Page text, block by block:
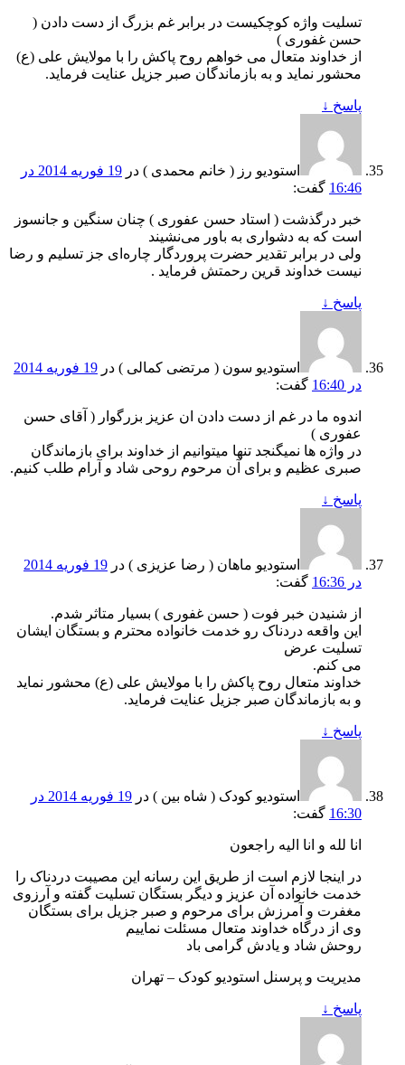
تسلیت واژه کوچکیست در برابر غم بزرگ از دست دادن (
حسن غفوری )
از خداوند متعال می خواهم روح پاکش را با مولایش علی (ع)
محشور نماید و به بازماندگان صبر جزیل عنایت فرماید.
پاسخ ↓
استودیو رز ( خانم محمدی ) در
19 فوریه 2014 در
16:46 گفت:
خبر درگذشت ( استاد حسن عفوری ) چنان سنگین و جانسوز
است که به دشواری به باور می‌نشیند
ولی در برابر تقدیر حضرت پروردگار چاره‌ای جز تسلیم و رضا
نیست خداوند قرین رحمتش فرماید .
پاسخ ↓
استودیو سون ( مرتضی کمالی ) در
19 فوریه 2014
در 16:40
گفت:
اندوه ما در غم از دست دادن ان عزیز بزرگوار ( آقای حسن
عفوری )
در واژه ها نمیگنجد تنها میتوانیم از خداوند برای بازماندگان
صبری عظیم و برای آن مرحوم روحی شاد و آرام طلب کنیم.
پاسخ ↓
استودیو ماهان ( رضا عزیزی ) در
19 فوریه 2014
در 16:36
گفت:
از شنیدن خبر فوت ( حسن غفوری ) بسیار متاثر شدم.
این واقعه دردناک رو خدمت خانواده محترم و بستگان ایشان
تسلیت عرض
می کنم.
خداوند متعال روح پاکش را با مولایش علی (ع) محشور نماید
و به بازماندگان صبر جزیل عنایت فرماید.
پاسخ ↓
استودیو کودک ( شاه بین ) در
19 فوریه 2014 در
16:30 گفت:
انا لله و انا الیه راجعون
در اینجا لازم است از طریق این رسانه این مصیبت دردناک را
خدمت خانواده آن عزیز و دیگر بستگان تسلیت گفته و آرزوی
مغفرت و آمرزش برای مرحوم و صبر جزیل برای بستگان
وی از درگاه خداوند متعال مسئلت نماییم
روحش شاد و یادش گرامی باد
مدیریت و پرسنل استودیو کودک – تهران
پاسخ ↓